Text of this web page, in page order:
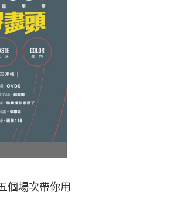
個場次帶你用